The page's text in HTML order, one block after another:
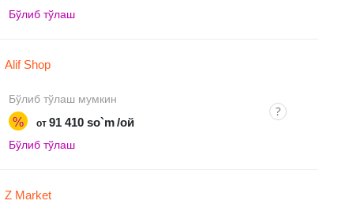
Бўлиб тўлаш
Alif Shop
Бўлиб тўлаш мумкин
% от 91 410 so`m /ой
Бўлиб тўлаш
Z Market